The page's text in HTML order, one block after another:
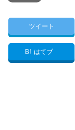
ツイート
B! はてブ